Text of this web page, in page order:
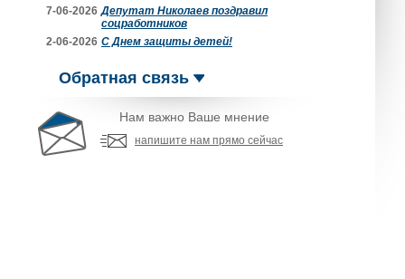
7-06-2026 Депутат Николаев поздравил
соцработников
2-06-2026 С Днем защиты детей!
Обратная связь
Нам важно Ваше мнение
напишите нам прямо сейчас